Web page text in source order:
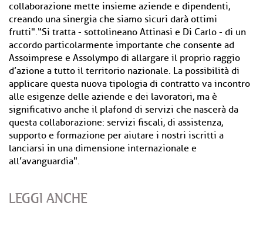
collaborazione mette insieme aziende e dipendenti,
creando una sinergia che siamo sicuri darà ottimi
frutti".“Si tratta - sottolineano Attinasi e Di Carlo - di un
accordo particolarmente importante che consente ad
Assoimprese e Assolympo di allargare il proprio raggio
d’azione a tutto il territorio nazionale. La possibilità di
applicare questa nuova tipologia di contratto va incontro
alle esigenze delle aziende e dei lavoratori, ma è
significativo anche il plafond di servizi che nascerà da
questa collaborazione: servizi fiscali, di assistenza,
supporto e formazione per aiutare i nostri iscritti a
lanciarsi in una dimensione internazionale e
all’avanguardia".
LEGGI ANCHE